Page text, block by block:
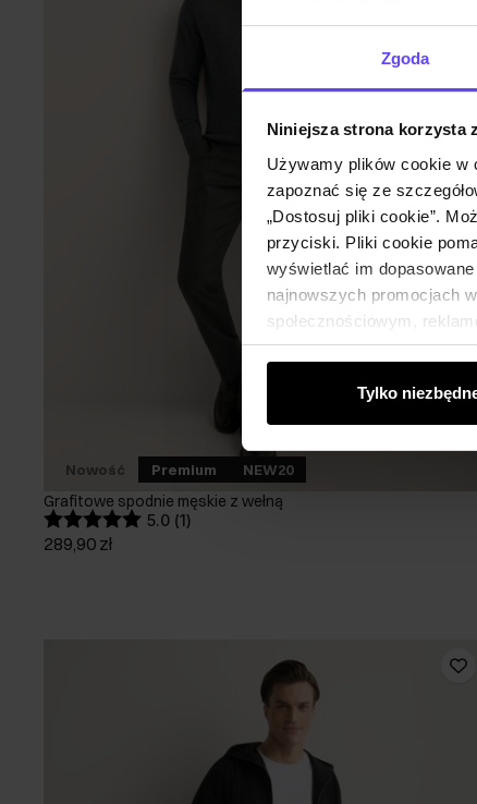
Zgoda
Niniejsza strona korzysta
Używamy plików cookie w
zapoznać się ze
„Dostosuj pliki cookie”.
przyciski. Pliki cookie
wyświetlać im
najnowszych promocjach
społecznościowym,
od Ciebie lub uzyskanymi
Tylko
Nowość Premium NEW20
Grafitowe spodnie męskie z wełną
5.0 (1)
289,90 zł